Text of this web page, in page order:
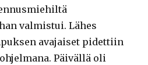
valmistui. Lähes
avajaiset pidettiin
Päivällä oli